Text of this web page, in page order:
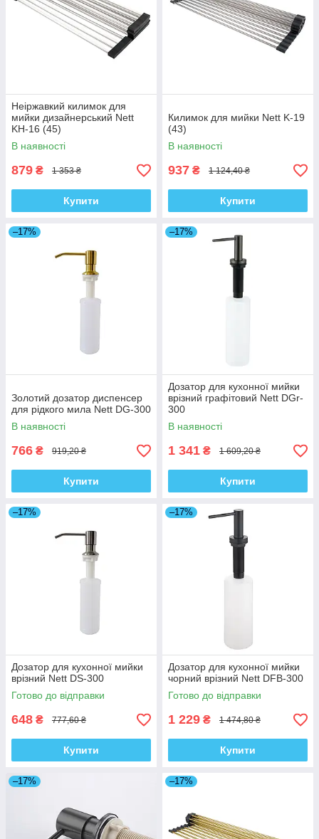
Неіржавкий килимок для
мийки дизайнерський Nett
KH-16 (45)
В наявності
879 ₴ 1 353 ₴
Купити
Килимок для мийки Nett K-19
(43)
В наявності
937 ₴ 1 124,40 ₴
Купити
–17%
Золотий дозатор диспенсер
для рідкого мила Nett DG-300
В наявності
766 ₴ 919,20 ₴
Купити
–17%
Дозатор для кухонної мийки
врізний графітовий Nett DGr-
300
В наявності
1 341 ₴ 1 609,20 ₴
Купити
–17%
Дозатор для кухонної мийки
врізний Nett DS-300
Готово до відправки
648 ₴ 777,60 ₴
Купити
–17%
Дозатор для кухонної мийки
чорний врізний Nett DFB-300
Готово до відправки
1 229 ₴ 1 474,80 ₴
Купити
–17% –17%